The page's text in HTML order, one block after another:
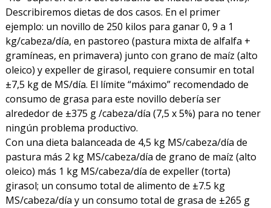
Describiremos dietas de dos casos. En el primer
ejemplo: un novillo de 250 kilos para ganar 0, 9 a 1
kg/cabeza/día, en pastoreo (pastura mixta de alfalfa +
gramíneas, en primavera) junto con grano de maíz (alto
oleico) y expeller de girasol, requiere consumir en total
±7,5 kg de MS/día. El límite “máximo” recomendado de
consumo de grasa para este novillo debería ser
alrededor de ±375 g /cabeza/día (7,5 x 5%) para no tener
ningún problema productivo.
Con una dieta balanceada de 4,5 kg MS/cabeza/día de
pastura más 2 kg MS/cabeza/día de grano de maíz (alto
oleico) más 1 kg MS/cabeza/día de expeller (torta)
girasol; un consumo total de alimento de ±7.5 kg
MS/cabeza/día y un consumo total de grasa de ±265 g